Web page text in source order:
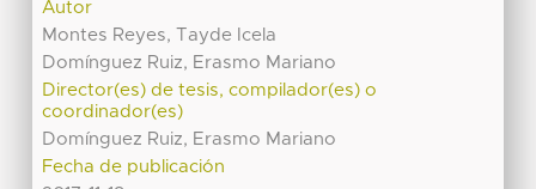
Autor
Montes Reyes, Tayde Icela
Domínguez Ruiz, Erasmo Mariano
Director(es) de tesis, compilador(es) o
coordinador(es)
Domínguez Ruiz, Erasmo Mariano
Fecha de publicación